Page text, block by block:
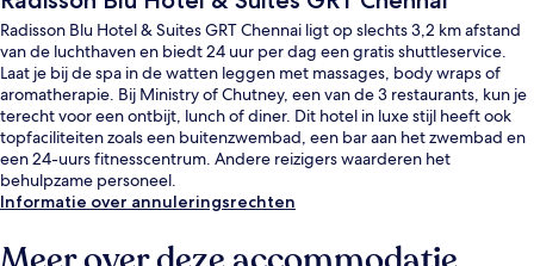
Radisson Blu Hotel & Suites GRT Chennai ligt op slechts 3,2 km afstand
van de luchthaven en biedt 24 uur per dag een gratis shuttleservice.
Laat je bij de spa in de watten leggen met massages, body wraps of
aromatherapie. Bij Ministry of Chutney, een van de 3 restaurants, kun je
terecht voor een ontbijt, lunch of diner. Dit hotel in luxe stijl heeft ook
topfaciliteiten zoals een buitenzwembad, een bar aan het zwembad en
een 24-uurs fitnesscentrum. Andere reizigers waarderen het
behulpzame personeel.
Informatie over annuleringsrechten